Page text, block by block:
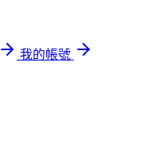
我的帳號